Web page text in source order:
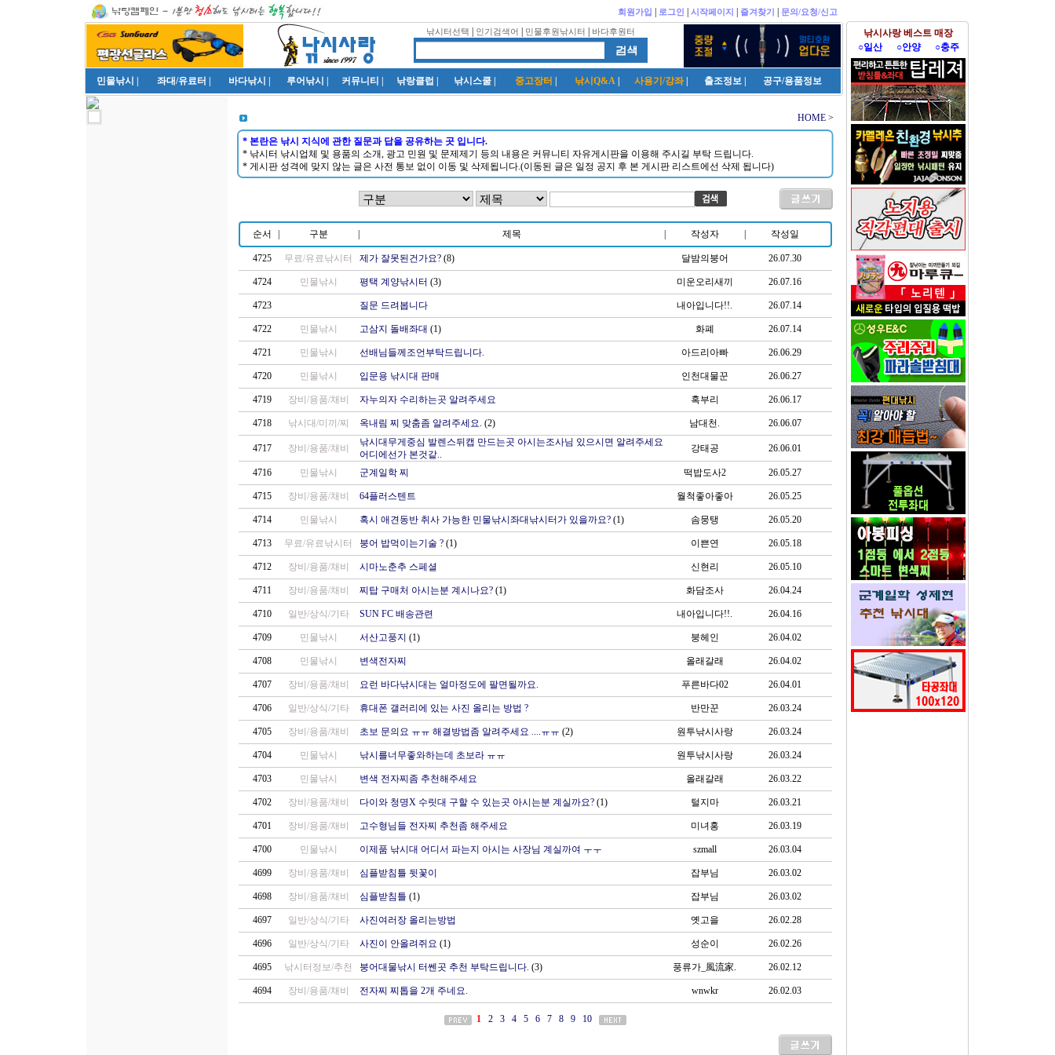
회원가입 로그인 시작페이지 즐겨찾기 문의/요청/신고
낚시터선택 인기검색어 민물후원낚시터 바다후원터
민물낚시 좌대/유료터 바다낚시 루어낚시 커뮤니티 낚랑클럽 낚시스쿨 중고장터 낚시Q&A 사용기/강좌 출조정보 공구/용품정보
HOME>
* 본란은 낚시 지식에 관한 질문과 답을 공유하는 곳 입니다.
* 낚시터 낚시업체 및 용품의 소개, 광고 민원 및 문제제기 등의 내용은 커뮤니티 자유게시판을 이용해 주시길 부탁 드립니다.
* 게시판 성격에 맞지 않는 글은 사전 통보 없이 이동 및 삭제됩니다.(이동된 글은 일정 공지 후 본 게시판 리스트에선 삭제 됩니다)
순서 구분 제목 작성자 작성일
4725 무료/유료낚시터 제가 잘못된건가요?(8) 달밤의붕어 26.07.30
4724 민물낚시 평택 계양낚시터 (3) 미운오리새끼 26.07.16
4723 질문 드려봅니다 내아입니다!!. 26.07.14
4722 민물낚시 고삼지 돌배좌대 (1) 화폐 26.07.14
4721 민물낚시 선배님들께조언부탁드립니다. 아드리아빠 26.06.29
4720 민물낚시 입문용 낚시대 판매 인천대물꾼 26.06.27
4719 장비/용품/채비 자누의자 수리하는곳 알려주세요 혹부리 26.06.17
4718 낚시대/미끼/찌 옥내림 찌 맞춤좀 알려주세요. (2) 남대천. 26.06.07
4717 장비/용품/채비
낚시대무게중심 발렌스뒤캡 만드는곳 아시는조사님 있으시면 알려주세요
어디에선가 본것같..
강태공 26.06.01
4716 민물낚시 군계일학 찌 떡밥도사2 26.05.27
4715 장비/용품/채비 64플러스텐트 월척좋아좋아 26.05.25
4714 민물낚시 혹시 애견동반 취사 가능한 민물낚시좌대낚시터가 있을까요?(1) 솜뭉탱 26.05.20
4713 무료/유료낚시터 붕어 밥먹이는기술 ?(1) 이쁜연 26.05.18
4712 장비/용품/채비 시마노춘추 스페셜 신현리 26.05.10
4711 장비/용품/채비 찌탑 구매처 아시는분 계시나요?(1) 화담조사 26.04.24
4710 일반/상식/기타 SUN FC 배송관련 내아입니다!!. 26.04.16
4709 민물낚시 서산고풍지 (1) 붕헤인 26.04.02
4708 민물낚시 변색전자찌 올래갈래 26.04.02
4707 장비/용품/채비 요런 바다낚시대는 얼마정도에 팔면될까요. 푸른바다02 26.04.01
4706 일반/상식/기타 휴대폰 갤러리에 있는 사진 올리는 방법 ? 반만꾼 26.03.24
4705 장비/용품/채비 초보 문의요 ㅠㅠ 해결방법좀 알려주세요 ....ㅠㅠ (2) 원투낚시사랑 26.03.24
4704 민물낚시 낚시를너무좋와하는데 초보라 ㅠㅠ 원투낚시사랑 26.03.24
4703 민물낚시 변색 전자찌좀 추천해주세요 올래갈래 26.03.22
4702 장비/용품/채비 다이와 청명X 수릿대 구할 수 있는곳 아시는분 계실까요?(1) 털지마 26.03.21
4701 장비/용품/채비 고수형님들 전자찌 추천좀 해주세요 미녀홍 26.03.19
4700 민물낚시 이제품 낚시대 어디서 파는지 아시는 사장님 계실까여 ㅜㅜ szmall 26.03.04
4699 장비/용품/채비 심플받침틀 뒷꽃이 잡부님 26.03.02
4698 장비/용품/채비 심플받침틀 (1) 잡부님 26.03.02
4697 일반/상식/기타 사진여러장 올리는방법 옛고을 26.02.28
4696 일반/상식/기타 사진이 안올려쥐요 (1) 성순이 26.02.26
4695 낚시터정보/추천 붕어대물낚시 터쎈곳 추천 부탁드립니다. (3) 풍류가_風流家. 26.02.12
4694 장비/용품/채비 전자찌 찌톱을 2개 주네요. wnwkr 26.02.03
1 2 3 4 5 6 7 8 9 10
낚시사랑 베스트 매장
○일산
○안양 ○충주